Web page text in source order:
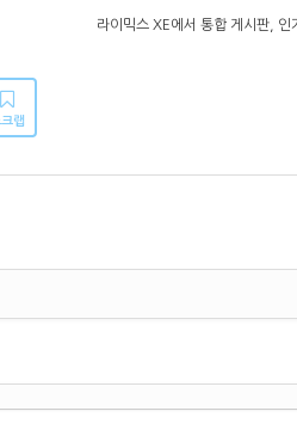
라이믹스 XE에서 통합 게시판,
랩